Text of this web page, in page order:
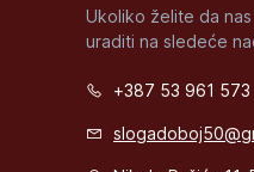
Ukoliko želite da
uraditi na sledeće
+387 53 961 573